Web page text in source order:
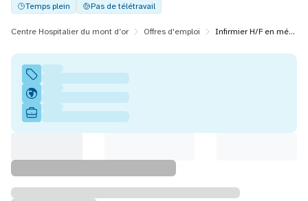
Temps plein
Pas de télétravail
Centre Hospitalier du mont d’or Offres d'emploi Infirmier H/F en médecine court séjour